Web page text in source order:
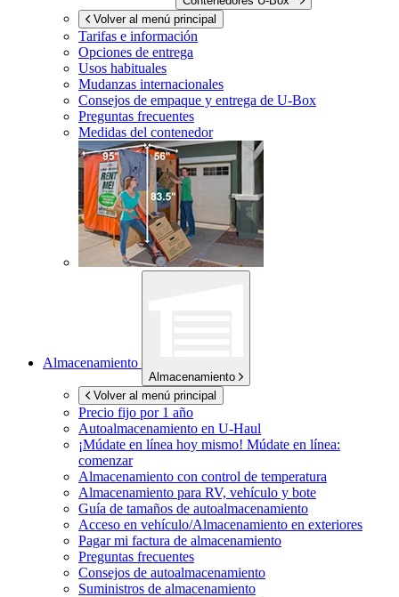
Volver al menú principal
Tarifas e información
Opciones de entrega
Usos habituales
Mudanzas internacionales
Consejos de empaque y entrega de U-Box
Preguntas frecuentes
Medidas del contenedor
Almacenamiento
Almacenamiento
Volver al menú principal
Precio fijo por 1 año
Autoalmacenamiento en U-Haul
¡Múdate en línea hoy mismo! Múdate en línea:
comenzar
Almacenamiento con control de temperatura
Almacenamiento para RV, vehículo y bote
Guía de tamaños de autoalmacenamiento
Acceso en vehículo/Almacenamiento en exteriores
Pagar mi factura de almacenamiento
Preguntas frecuentes
Consejos de autoalmacenamiento
Suministros de almacenamiento